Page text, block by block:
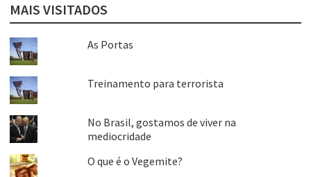
MAIS VISITADOS
As Portas
Treinamento para terrorista
No Brasil, gostamos de viver na
mediocridade
O que é o Vegemite?